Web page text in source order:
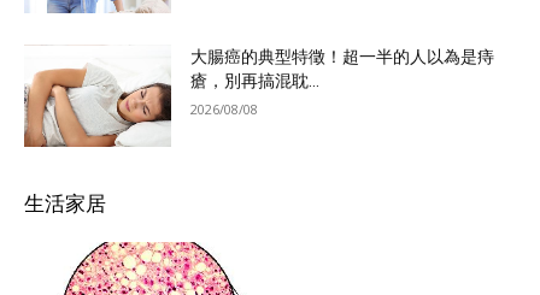
大腸癌的典型特徵！超一半的人以為是痔
瘡，別再搞混耽...
2026/08/08
生活家居